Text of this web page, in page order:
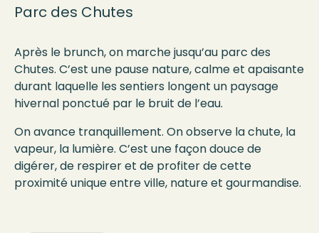
Parc des Chutes
Après le brunch, on marche jusqu’au parc des
Chutes. C’est une pause nature, calme et apaisante
durant laquelle les sentiers longent un paysage
hivernal ponctué par le bruit de l’eau.
On avance tranquillement. On observe la chute, la
vapeur, la lumière. C’est une façon douce de
digérer, de respirer et de profiter de cette
proximité unique entre ville, nature et gourmandise.